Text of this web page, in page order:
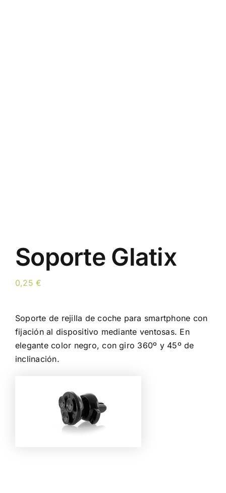
Soporte Glatix
0,25€
Soporte de rejilla de coche para smartphone con
fijación al dispositivo mediante ventosas. En
elegante color negro, con giro 360º y 45º de
inclinación.